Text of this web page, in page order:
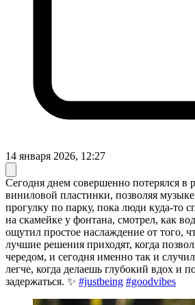
14 января 2026, 12:27
Сегодня днем совершенно потерялся в
виниловой пластинки, позволяя
прогулку по парку, пока люди куда-то
на скамейке у фонтана, смотрел, как
ощутил простое наслаждение от того,
лучшие решения приходят, когда
чередом, и сегодня именно так и
легче, когда делаешь глубокий вдох и
задержаться. ✨ #justbeing #goodvibes